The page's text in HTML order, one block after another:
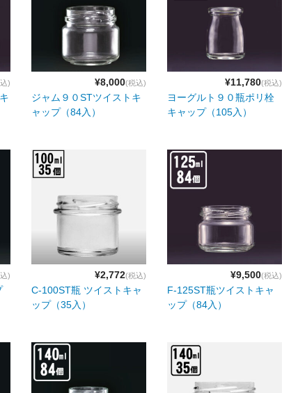
) ¥8,000(税込)
ジャム９０STツイストキ
ャップ（84入）
¥11,780(税込)
ヨーグルト９０瓶ポリ栓
キャップ（105入）
) ¥2,772(税込)
C-100ST瓶 ツイストキャ
ップ（35入）
¥9,500(税込)
F-125ST瓶ツイストキャ
ップ（84入）